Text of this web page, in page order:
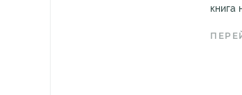
книга